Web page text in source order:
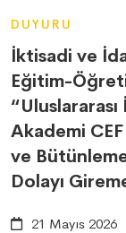
DUYURU
İktisadi ve
Eğitim-
Akademi
ve Bütünleme
Dolayı
21 Mayıs 2026